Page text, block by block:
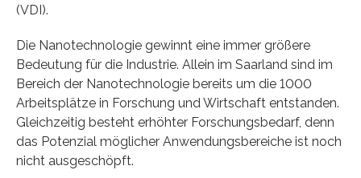
(VDI).
Die Nanotechnologie gewinnt eine immer größere
Bedeutung für die Industrie. Allein im Saarland sind im
Bereich der Nanotechnologie bereits um die 1000
Arbeitsplätze in Forschung und Wirtschaft entstanden.
Gleichzeitig besteht erhöhter Forschungsbedarf, denn
das Potenzial möglicher Anwendungsbereiche ist noch
nicht ausgeschöpft.